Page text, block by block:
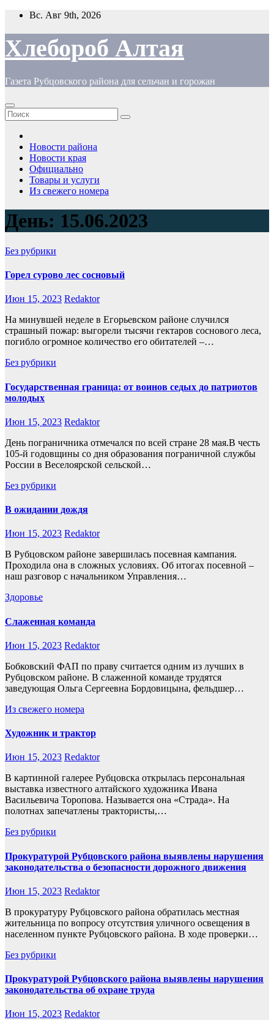
Перейти
содержимому
Вс. Авг 9th, 2026
Хлебороб Алтая
Газета Рубцовского района для сельчан и горожан
Новости района
Новости края
Официально
Товары и услуги
Из свежего номера
День: 15.06.2023
Без рубрики
Горел сурово лес сосновый
Июн 15, 2023 Redaktor
На минувшей неделе в Егорьевском районе случился
страшный пожар: выгорели тысячи гектаров соснового леса,
погибло огромное количество его обитателей –…
Без рубрики
Государственная граница: от воинов седых до патриотов
молодых
Июн 15, 2023 Redaktor
День пограничника отмечался по всей стране 28 мая.В честь
105-й годовщины со дня образования пограничной службы
России в Веселоярской сельской…
Без рубрики
В ожидании дождя
Июн 15, 2023 Redaktor
В Рубцовском районе завершилась посевная кампания.
Проходила она в сложных условиях. Об итогах посевной –
наш разговор с начальником Управления…
Здоровье
Слаженная команда
Июн 15, 2023 Redaktor
Бобковский ФАП по праву считается одним из лучших в
Рубцовском районе. В слаженной команде трудятся
заведующая Ольга Сергеевна Бордовицына, фельдшер…
Из свежего номера
Художник и трактор
Июн 15, 2023 Redaktor
В картинной галерее Рубцовска открылась персональная
выставка известного алтайского художника Ивана
Васильевича Торопова. Называется она «Страда». На
полотнах запечатлены трактористы,…
Без рубрики
Прокуратурой Рубцовского района выявлены нарушения
законодательства о безопасности дорожного движения
Июн 15, 2023 Redaktor
В прокуратуру Рубцовского района обратилась местная
жительница по вопросу отсутствия уличного освещения в
населенном пункте Рубцовского района. В ходе проверки…
Без рубрики
Прокуратурой Рубцовского района выявлены нарушения
законодательства об охране труда
Июн 15, 2023 Redaktor